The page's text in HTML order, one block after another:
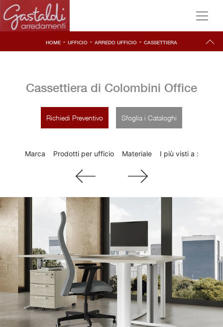
HOME - UFFICIO - ARREDO UFFICIO - CASSETTIERA
Cassettiera di Colombini Office
Richiedi Preventivo Sfoglia i Cataloghi
Marca Prodotti per ufficio Materiale I più visti a :